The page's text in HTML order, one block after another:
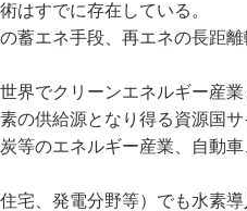
はすでに存在している。
蓄エネ手段、再エネの長距
界でクリーンエネルギー産
の供給源となり得る資源国
等のエネルギー産業、自動
宅、発電分野等）でも水素